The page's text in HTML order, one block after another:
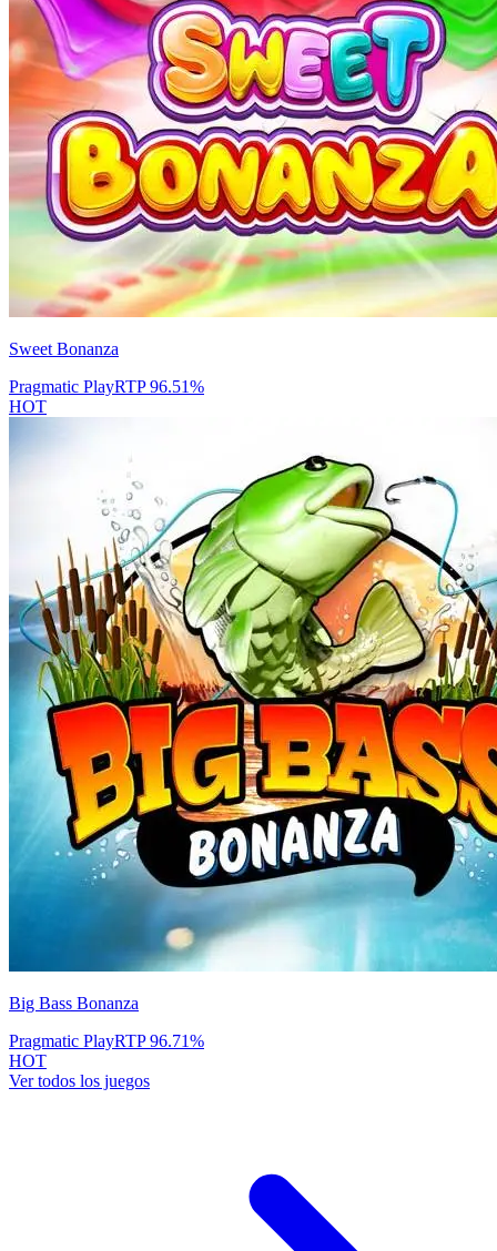
Sweet Bonanza
Pragmatic PlayRTP96.51%
HOT
Big Bass Bonanza
Pragmatic PlayRTP96.71%
HOT
Ver todos los juegos